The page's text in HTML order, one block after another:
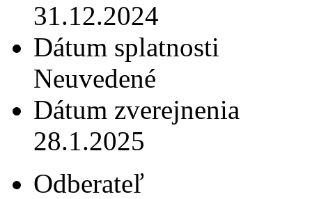
31.12.2024
Dátum splatnosti
Neuvedené
Dátum zverejnenia
28.1.2025
Odberateľ